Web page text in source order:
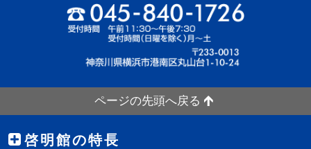
ページの先頭へ戻る
啓明館の特長